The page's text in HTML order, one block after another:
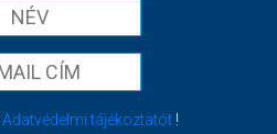
Adatvédelmi tájékoztatót!